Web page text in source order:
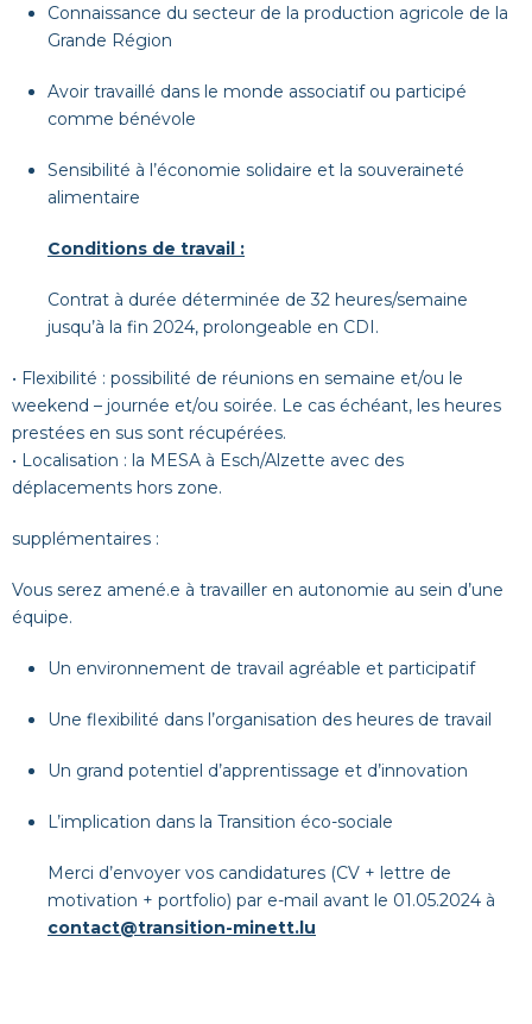
Connaissance du secteur de la production agricole de la
Grande Région
Avoir travaillé dans le monde associatif ou participé
comme bénévole
Sensibilité à l’économie solidaire et la souveraineté
alimentaire
Conditions de travail :
Contrat à durée déterminée de 32 heures/semaine
jusqu’à la fin 2024, prolongeable en CDI.
• Flexibilité : possibilité de réunions en semaine et/ou le
weekend – journée et/ou soirée. Le cas échéant, les heures
prestées en sus sont récupérées.
• Localisation : la MESA à Esch/Alzette avec des
déplacements hors zone.
supplémentaires :
Vous serez amené.e à travailler en autonomie au sein d’une
équipe.
Un environnement de travail agréable et participatif
Une flexibilité dans l’organisation des heures de travail
Un grand potentiel d’apprentissage et d’innovation
L’implication dans la Transition éco-sociale
Merci d’envoyer vos candidatures (CV + lettre de
motivation + portfolio) par e-mail avant le 01.05.2024 à
contact@transition-minett.lu